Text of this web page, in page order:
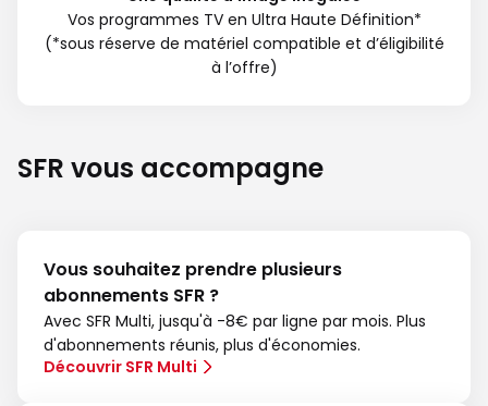
Vos programmes TV en Ultra Haute Définition*
(*sous réserve de matériel compatible et d’éligibilité
à l’offre)
SFR vous accompagne
Vous souhaitez prendre plusieurs
abonnements SFR ?
Avec SFR Multi, jusqu'à -8€ par ligne par mois. Plus
d'abonnements réunis, plus d'économies.
Découvrir SFR Multi